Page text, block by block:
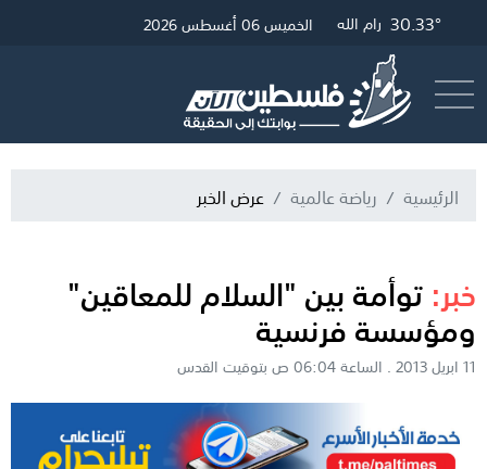
32.51° غزة 30.57° القدس 30.33° رام الله الخميس 06 أغسطس 2026
الرئيسية رياضة عالمية عرض الخبر
خبر:توأمة بين "السلام للمعاقين"
ومؤسسة فرنسية
11 ابريل 2013 . الساعة 06:04 ص بتوقيت القدس